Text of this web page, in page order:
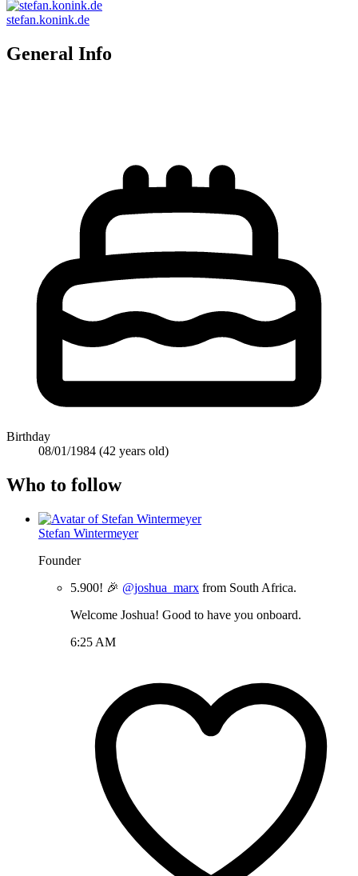
stefan.konink.de
General Info
Birthday
08/01/1984 (42 years old)
Who to follow
Stefan Wintermeyer
Founder
5.900! 🎉 @joshua_marx from South Africa.
Welcome Joshua! Good to have you onboard.
6:25 AM